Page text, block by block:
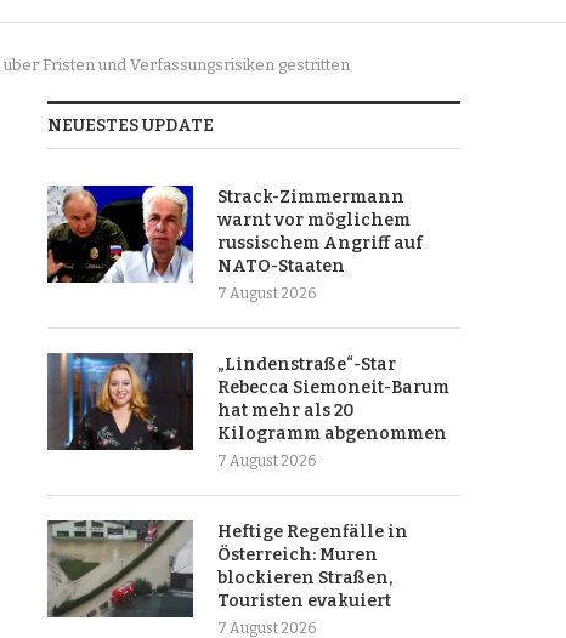
Fristen und Verfassungsrisiken gestritten
NEUESTES UPDATE
Strack-Zimmermann
warnt vor möglichem
russischem Angriff auf
NATO-Staaten
7 August 2026
„Lindenstraße“-Star
Rebecca Siemoneit-Barum
hat mehr als 20
Kilogramm abgenommen
7 August 2026
Heftige Regenfälle in
Österreich: Muren
blockieren Straßen,
Touristen evakuiert
7 August 2026